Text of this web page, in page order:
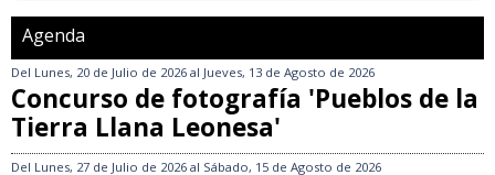
Agenda
Del Lunes, 20 de Julio de 2026 al Jueves, 13 de Agosto de 2026
Concurso de fotografía 'Pueblos de la
Tierra Llana Leonesa'
Del Lunes, 27 de Julio de 2026 al Sábado, 15 de Agosto de 2026